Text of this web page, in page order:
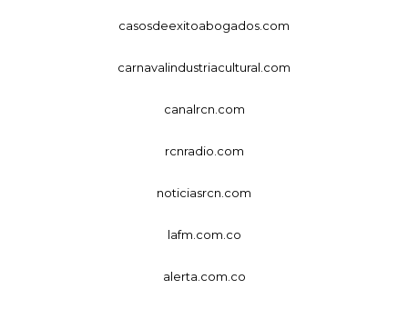
casosdeexitoabogados.com
carnavalindustriacultural.com
canalrcn.com
rcnradio.com
noticiasrcn.com
lafm.com.co
alerta.com.co